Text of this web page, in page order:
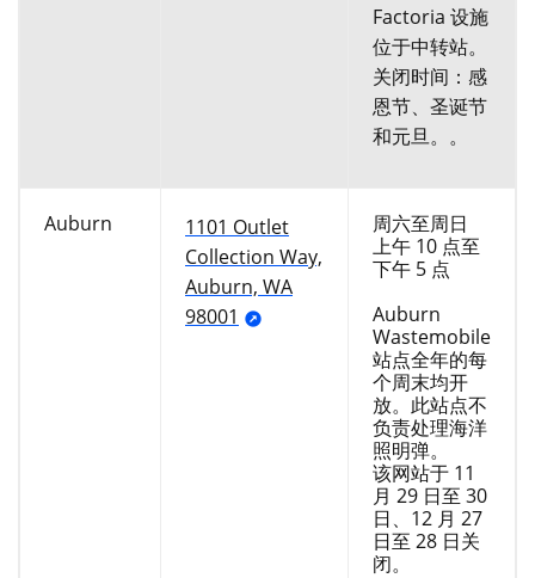
Factoria 设施
位于中转站。
关闭时间：感
恩节、圣诞节
和元旦。。
Auburn
1101 Outlet
Collection Way,
Auburn, WA
98001
周六至周日
上午 10 点至
下午 5 点
Auburn
Wastemobile
站点全年的每
个周末均开
放。此站点不
负责处理海洋
照明弹。
该网站于 11
月 29 日至 30
日、12 月 27
日至 28 日关
闭。